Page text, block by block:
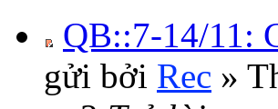
QB::7-14/11:
gửi bởi Rec »